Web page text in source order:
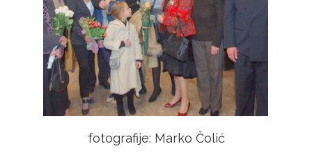
fotografije: Marko Čolić